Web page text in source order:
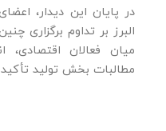
در پایان این دیدار،
البرز بر تداوم برگزاری
میان فعالان اقتصادی،
مطالبات بخش تولید تأکید